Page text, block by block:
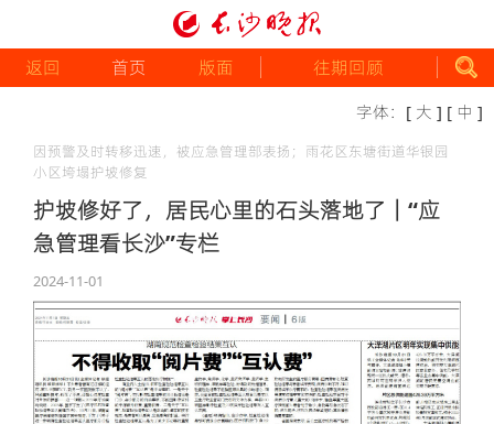
返回 首页 版面 往期回顾
字体： [ 大 ] [ 中 ]
因预警及时转移迅速，被应急管理部表扬；雨花区东塘街道华银园
小区垮塌护坡修复
护坡修好了，居民心里的石头落地了｜“应
急管理看长沙”专栏
2024-11-01